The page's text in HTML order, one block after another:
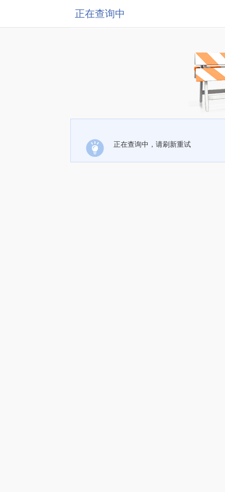
正在查询中
正在查询中，请刷新重试